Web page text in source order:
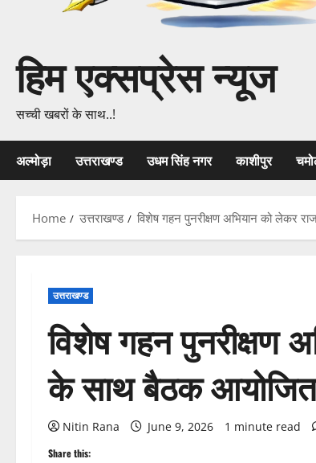
हिम एक्सप्रेस न्यूज
सच्ची खबरों के साथ..!
अल्मोड़ा उत्तराखण्ड उधम सिंह नगर काशीपुर
Home उत्तराखण्ड विशेष गहन पुनरीक्षण अभियान को लेकर
उत्तराखण्ड
विशेष गहन पुनरीक्षण
के साथ बैठक आयोजित
Nitin Rana June 9, 2026 1 minute read
Share this: